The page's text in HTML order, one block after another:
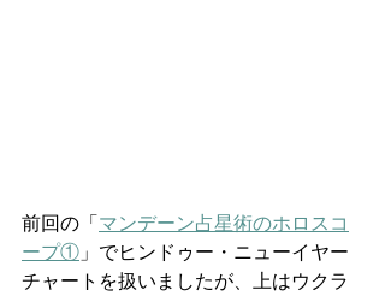
前回の「 マンデーン占星術のホロスコ
ープ① 」でヒンドゥー・ニューイヤー
チャートを扱いましたが、上はウクラ